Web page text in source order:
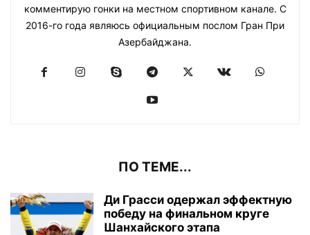
комментирую гонки на местном спортивном канале. С
2016-го года являюсь официальным послом Гран При
Азербайджана.
ПО ТЕМЕ...
Ди Грасси одержал эффектную
победу на финальном круге
Шанхайского этапа